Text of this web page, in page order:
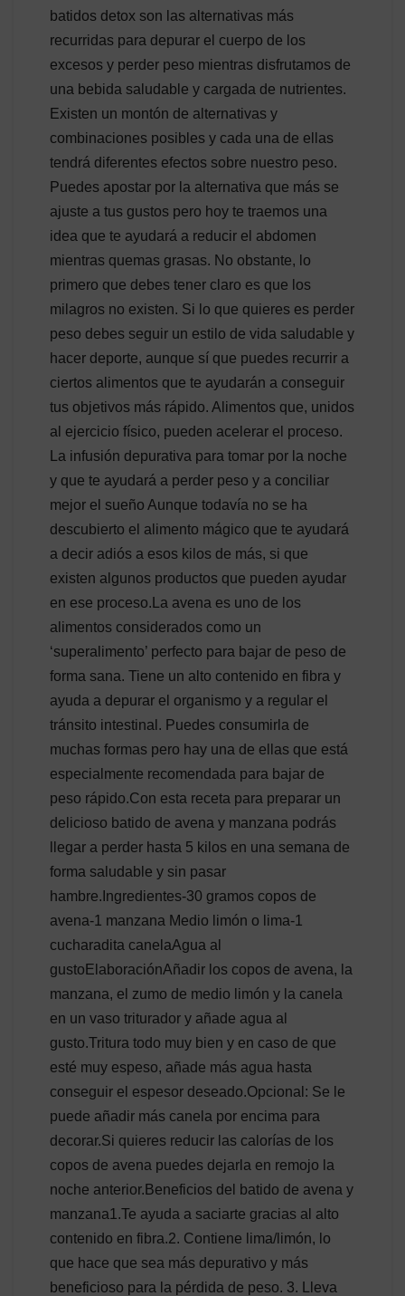
batidos detox son las alternativas más
recurridas para depurar el cuerpo de los
excesos y perder peso mientras disfrutamos de
una bebida saludable y cargada de nutrientes.
Existen un montón de alternativas y
combinaciones posibles y cada una de ellas
tendrá diferentes efectos sobre nuestro peso.
Puedes apostar por la alternativa que más se
ajuste a tus gustos pero hoy te traemos una
idea que te ayudará a reducir el abdomen
mientras quemas grasas. No obstante, lo
primero que debes tener claro es que los
milagros no existen. Si lo que quieres es perder
peso debes seguir un estilo de vida saludable y
hacer deporte, aunque sí que puedes recurrir a
ciertos alimentos que te ayudarán a conseguir
tus objetivos más rápido. Alimentos que, unidos
al ejercicio físico, pueden acelerar el proceso.
La infusión depurativa para tomar por la noche
y que te ayudará a perder peso y a conciliar
mejor el sueño Aunque todavía no se ha
descubierto el alimento mágico que te ayudará
a decir adiós a esos kilos de más, si que
existen algunos productos que pueden ayudar
en ese proceso.La avena es uno de los
alimentos considerados como un
‘superalimento’ perfecto para bajar de peso de
forma sana. Tiene un alto contenido en fibra y
ayuda a depurar el organismo y a regular el
tránsito intestinal. Puedes consumirla de
muchas formas pero hay una de ellas que está
especialmente recomendada para bajar de
peso rápido.Con esta receta para preparar un
delicioso batido de avena y manzana podrás
llegar a perder hasta 5 kilos en una semana de
forma saludable y sin pasar
hambre.Ingredientes-30 gramos copos de
avena-1 manzana Medio limón o lima-1
cucharadita canelaAgua al
gustoElaboraciónAñadir los copos de avena, la
manzana, el zumo de medio limón y la canela
en un vaso triturador y añade agua al
gusto.Tritura todo muy bien y en caso de que
esté muy espeso, añade más agua hasta
conseguir el espesor deseado.Opcional: Se le
puede añadir más canela por encima para
decorar.Si quieres reducir las calorías de los
copos de avena puedes dejarla en remojo la
noche anterior.Beneficios del batido de avena y
manzana1.Te ayuda a saciarte gracias al alto
contenido en fibra.2. Contiene lima/limón, lo
que hace que sea más depurativo y más
beneficioso para la pérdida de peso. 3. Lleva